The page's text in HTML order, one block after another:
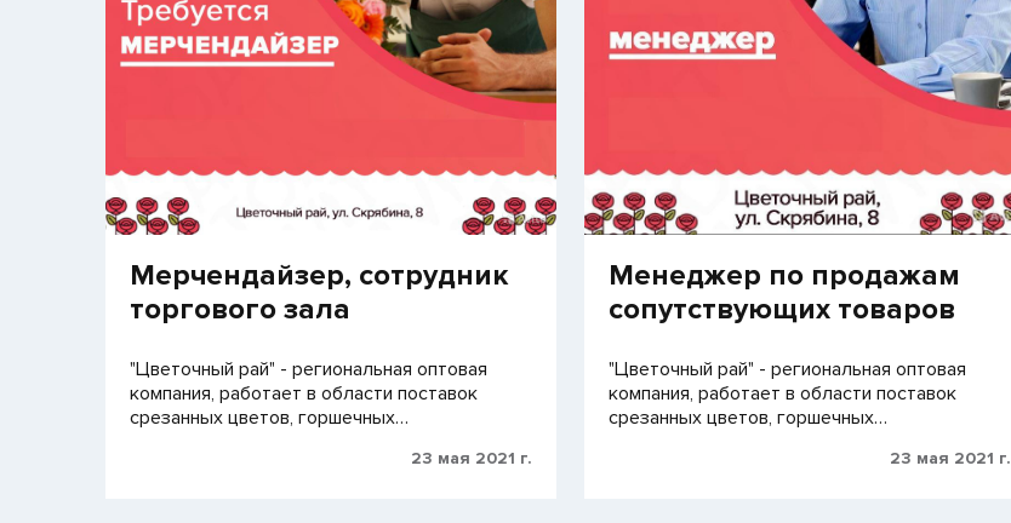
Мерчендайзер, сотрудник
торгового зала
"Цветочный рай" - региональная оптовая
компания, работает в области поставок
срезанных цветов, горшечных…
23 мая 2021 г.
Менеджер по продажам
сопутствующих товаров
"Цветочный рай" - региональная оптовая
компания, работает в области поставок
срезанных цветов, горшечных…
23 мая 2021 г.